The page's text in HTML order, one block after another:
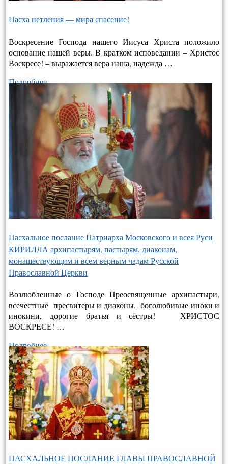
Пасха нетления — мира спасение!
Воскресение Господа нашего Иисуса Христа положило
основание нашей веры. В кратком исповедании – Христос
Воскресе! – выража­ется вера наша, надежда …
Подробнее…
Пасхальное послание Патриарха Московского и всея Руси
КИРИЛЛА архипастырям, пастырям, диаконам,
монашествующим и всем верным чадам Русской
Православной Церкви
Возлюбленные о Господе Преосвященные архипастыри,
всечестные пресвитеры и диаконы, боголюбивые иноки и
инокини, дорогие братья и сёстры! ХРИСТОС
ВОСКРЕСЕ! …
Подробнее…
ПАСХАЛЬНОЕ ПОСЛАНИЕ ГЛАВЫ ПРАВОСЛАВНОЙ